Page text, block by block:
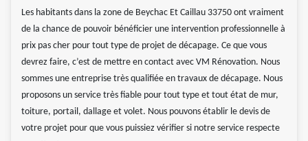
Les habitants dans la zone de Beychac Et Caillau 33750 ont vraiment
de la chance de pouvoir bénéficier une intervention professionnelle à
prix pas cher pour tout type de projet de décapage. Ce que vous
devrez faire, c’est de mettre en contact avec VM Rénovation. Nous
sommes une entreprise très qualifiée en travaux de décapage. Nous
proposons un service très fiable pour tout type et tout état de mur,
toiture, portail, dallage et volet. Nous pouvons établir le devis de
votre projet pour que vous puissiez vérifier si notre service respecte